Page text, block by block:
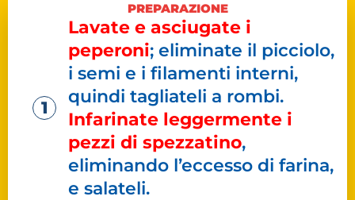
PREPARAZIONE
Lavate e asciugate i
peperoni; eliminate il picciolo,
i semi e i filamenti interni,
quindi tagliateli a rombi.
Infarinate leggermente i
pezzi di spezzatino,
eliminando l’eccesso di farina,
e salateli.​